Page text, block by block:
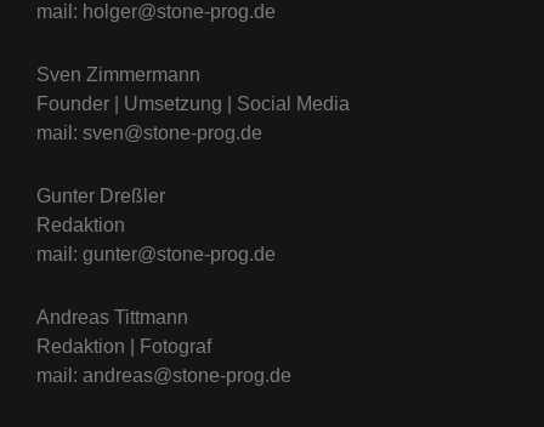
mail: holger@stone-prog.de
Sven Zimmermann
Founder | Umsetzung | Social Media
mail: sven@stone-prog.de
Gunter Dreßler
Redaktion
mail: gunter@stone-prog.de
Andreas Tittmann
Redaktion | Fotograf
mail: andreas@stone-prog.de